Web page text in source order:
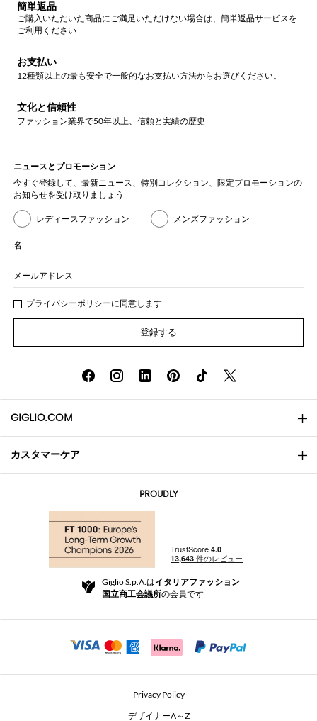
簡単返品
ご購入いただいた商品にご満足いただけない場合は、簡単返品サービスを
ご利用ください
お支払い
12種類以上の最も安全で一般的なお支払い方法からお選びください。
文化と信頼性
ファッション業界で50年以上、信頼と実績の歴史
ニュースとプロモーション
今すぐ登録して、最新ニュース、特別コレクション、限定プロモーションの
お知らせを受け取りましょう
レディースファッション メンズファッション
名
メールアドレス
プライバシーポリシーに同意します
登録する
GIGLIO.COM
会社概要
Community Store
Beauty Seekers VIP Club
カスタマーケア
返品と返金
For a safe shopping experience
Security Communication
PROUDLY
Giglio S.p.A.はイタリアファッション
国立商工会議所の会員です
Privacy Policy
デザイナーA～Z